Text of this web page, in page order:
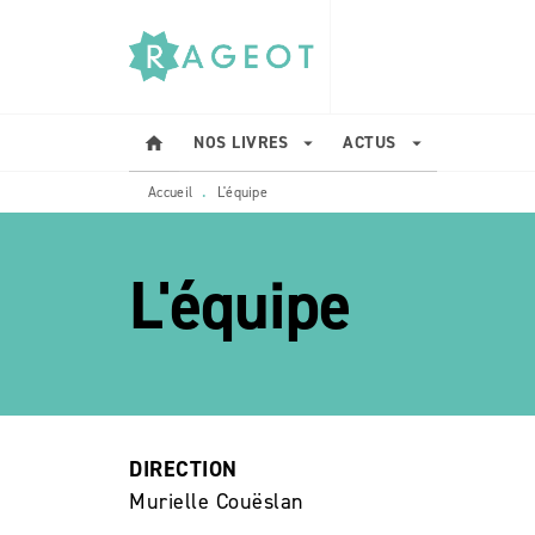
MENU RECHERCHE
home NOS LIVRES arrow_drop_down ACTUS arrow_drop_down
Accueil • L'équipe
L'équipe
DIRECTION
Murielle Couëslan